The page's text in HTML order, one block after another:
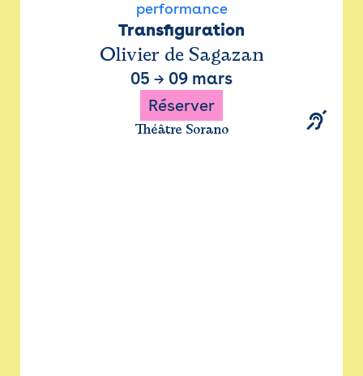
performance
Transfiguration
Olivier de Sagazan
05 → 09 mars
Réserver
Théâtre Sorano